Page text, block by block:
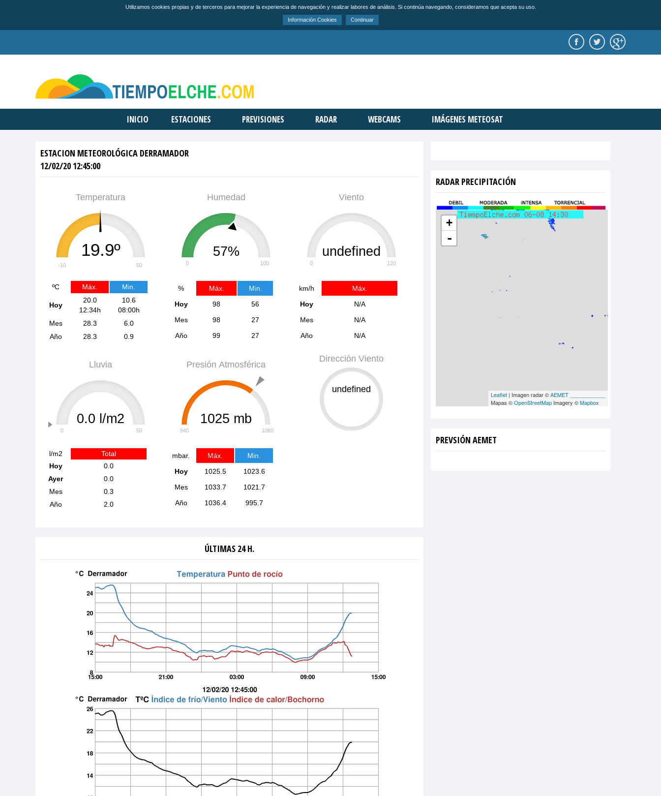
Utilizamos cookies propias y de terceros para mejorar la experiencia de navegación y realizar labores de análisis. Si continúa navegando, consideramos que acepta su uso.
Información Cookies Continuar
INICIO ESTACIONES PREVISIONES RADAR WEBCAMS IMÁGENES METEOSAT
ESTACION METEOROLÓGICA DERRAMADOR
12/02/20 12:45:00
Temperatura
19.9º
-10 50
ºC Máx. Min.
Hoy
20.0
12:34h
10.6
08:00h
Mes
28.3
6.0
Año
28.3 0.9
Humedad
57%
0 100
% Máx.
Min.
Hoy
98
56
Mes
98
27
Año
99 27
Viento
undefined
0 120
km/h
Máx.
Hoy
N/A
Mes
N/A
Año
N/A
Lluvia
0.0 l/m2
0 50
l/m2
Total
Hoy
0.0
Ayer
0.0
Mes
0.3
Año
2.0
Presión Atmosférica
1025 mb
940 1060
mbar. Máx.
Min.
Hoy
1025.5
1023.6
Mes
1033.7
1021.7
Año
1036.4 995.7
Dirección Viento
undefined
ÚLTIMAS 24 H.
RADAR PRECIPITACIÓN
+
-
Leaflet | Imagen radar ©AEMET ____________
Mapas ©OpenStreetMap Imagery ©Mapbox
PREVSIÓN AEMET